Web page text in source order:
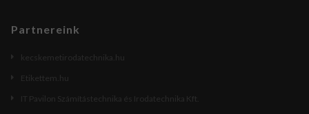
Partnereink
kecskemetirodatechnika.hu
Etikettem.hu
IT Pavilon Számítástechnika és Irodatechnika Kft.